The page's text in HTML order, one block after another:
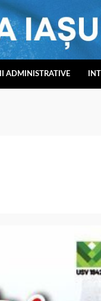
ADMINISTRATIVE